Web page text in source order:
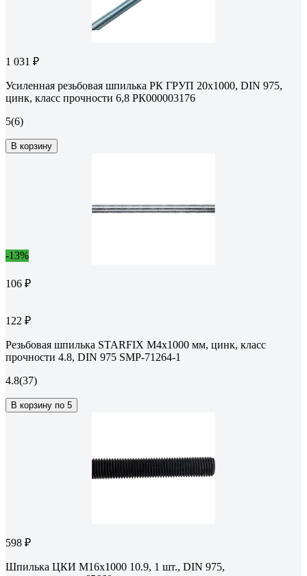
1 031 ₽
Усиленная резьбовая шпилька РК ГРУП 20x1000, DIN 975,
цинк, класс прочности 6,8 РК000003176
5(6)
В корзину
-13%
106 ₽
122 ₽
Резьбовая шпилька STARFIX М4x1000 мм, цинк, класс
прочности 4.8, DIN 975 SMP-71264-1
4.8(37)
В корзину по 5
598 ₽
Шпилька ЦКИ М16х1000 10.9, 1 шт., DIN 975,